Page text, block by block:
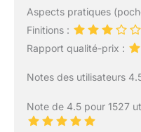
Aspects pratiques
Finitions :
Rapport qualité-prix :
Notes des utilisateurs
Note de 4.5 pour 1527